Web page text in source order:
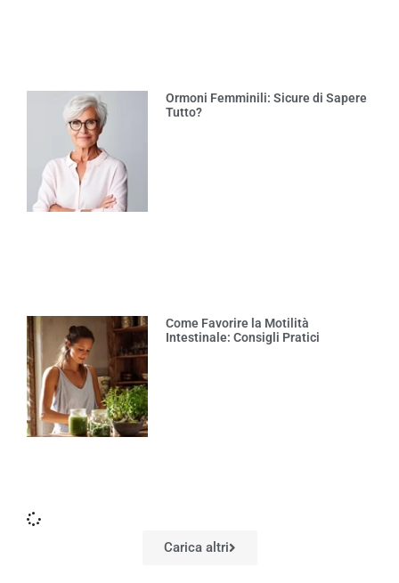
Ormoni Femminili: Sicure di Sapere
Tutto?
Come Favorire la Motilità
Intestinale: Consigli Pratici
Carica altri